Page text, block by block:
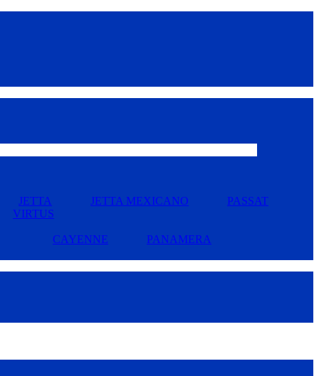
JETTA JETTA MEXICANO
PASSAT
VIRTUS
CAYENNE PANAMERA